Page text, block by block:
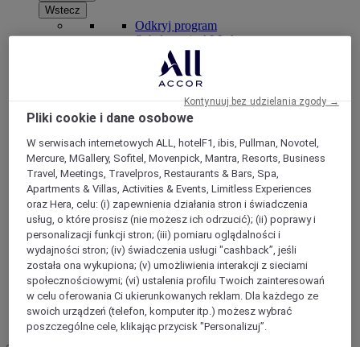
Wstecz
Odkryj program
Subskrypcje ALL Accor+
ALL Accor+ Voyager
15% znizki przez cały rok na pobyty w ponad 30
markach
DOŁĄCZ TERAZ
Więcej
Pliki cookie i dane osobowe
W serwisach internetowych ALL, hotelF1, ibis, Pullman, Novotel,
Mercure, MGallery, Sofitel, Movenpick, Mantra, Resorts, Business
Travel, Meetings, Travelpros, Restaurants & Bars, Spa,
Apartments & Villas, Activities & Events, Limitless Experiences
oraz Hera, celu: (i) zapewnienia działania stron i świadczenia
usług, o które prosisz (nie możesz ich odrzucić); (ii) poprawy i
personalizacji funkcji stron; (iii) pomiaru oglądalności i
wydajności stron; (iv) świadczenia usługi "cashback”, jeśli
została ona wykupiona; (v) umożliwienia interakcji z sieciami
społecznościowymi; (vi) ustalenia profilu Twoich zainteresowań
w celu oferowania Ci ukierunkowanych reklam. Dla każdego ze
swoich urządzeń (telefon, komputer itp.) możesz wybrać
poszczególne cele, klikając przycisk "Personalizuj”.
Kontynuuj bez udzielania zgody →